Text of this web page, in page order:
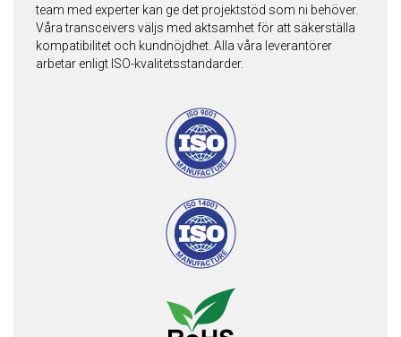
team med experter kan ge det projektstöd som ni behöver.
Våra transceivers väljs med aktsamhet för att säkerställa
kompatibilitet och kundnöjdhet. Alla våra leverantörer
arbetar enligt ISO-kvalitetsstandarder.